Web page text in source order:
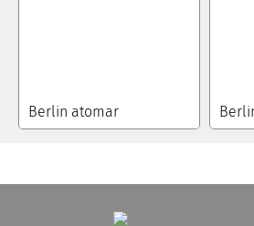
Berlin atomar